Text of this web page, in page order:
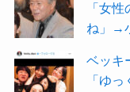
「女
ね」→
ベッキ
「ゆ